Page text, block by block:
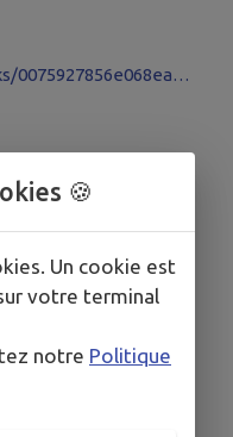
https://www.calameo.com/books/0075927856e068ea5ad8d
🍪
Un cookie est
votre terminal
notre Politique